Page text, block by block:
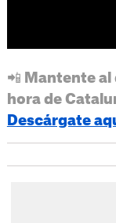
📲 Mantente
hora de
Descárgate